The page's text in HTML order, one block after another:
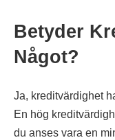
Betyder
Något?
Ja, kreditvärdighet
En hög
du anses vara en